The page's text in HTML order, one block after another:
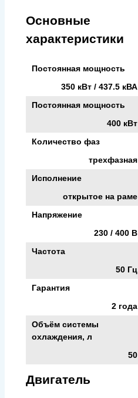
Основные
характеристики
Постоянная мощность
350 кВт / 437.5 кВА
Постоянная мощность
400 кВт
Количество фаз
трехфазная
Исполнение
открытое на раме
Напряжение
230 / 400 В
Частота
50 Гц
Гарантия
2 года
Объём системы
охлаждения, л
50
Двигатель